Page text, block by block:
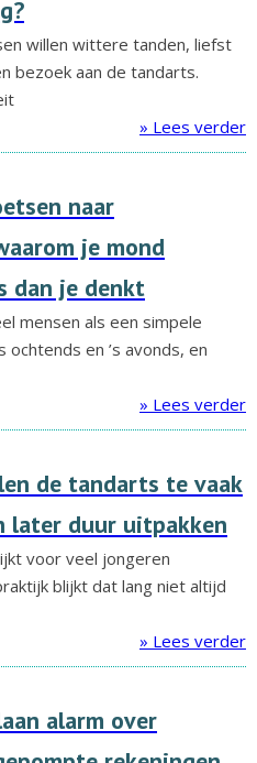
willen wittere tanden, liefst
bezoek aan de tandarts.
» Lees verder
naar
je mond
dan je denkt
mensen als een simpele
ochtends en ’s avonds, en
» Lees verder
de tandarts te vaak
later duur uitpakken
voor veel jongeren
blijkt dat lang niet altijd
» Lees verder
alarm over